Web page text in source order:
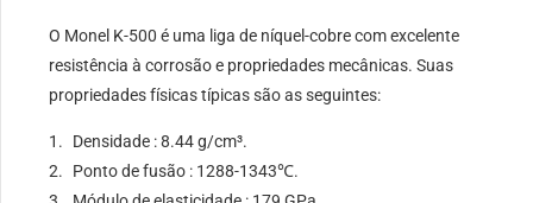
O Monel K-500 é uma liga de níquel-cobre com excelente
resistência à corrosão e propriedades mecânicas. Suas
propriedades físicas típicas são as seguintes:
Densidade : 8.44 g/cm³.
Ponto de fusão : 1288-1343℃.